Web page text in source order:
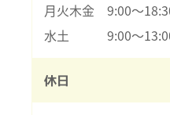
月火木金 9:00～
水土 9:00～
休日